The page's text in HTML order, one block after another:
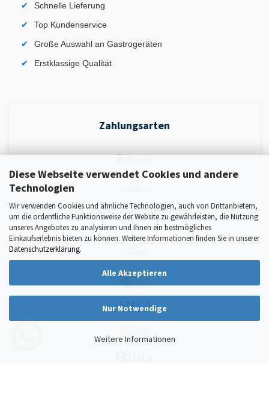
Diese Webseite verwendet Cookies und andere
Technologien
Wir verwenden Cookies und ähnliche Technologien, auch von Drittanbietern,
um die ordentliche Funktionsweise der Website zu gewährleisten, die Nutzung
unseres Angebotes zu analysieren und Ihnen ein bestmögliches
Einkaufserlebnis bieten zu können. Weitere Informationen finden Sie in unserer
Datenschutzerklärung.
Alle Akzeptieren
Nur Notwendige
Weitere Informationen
Schnelle Lieferung
Top Kundenservice
Große Auswahl an Gastrogeräten
Erstklassige Qualität
Zahlungsarten